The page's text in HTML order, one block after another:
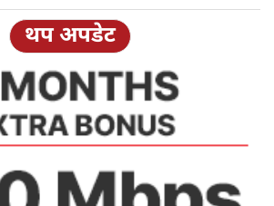
थप अपडेट